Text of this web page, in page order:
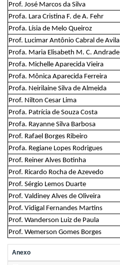
Prof. José Marcos da Silva
Profa. Lara Cristina F. de A. Fehr
Profa. Lísia de Melo Queiroz
Prof. Lucimar Antônio Cabral de Avila
Profa. Maria Elisabeth M. C. Andrade
Profa. Michelle Aparecida Vieira
Profa. Mônica Aparecida Ferreira
Profa. Neirilaine Silva de Almeida
Prof. Nilton Cesar Lima
Profa. Patrícia de Souza Costa
Profa. Rayanne Silva Barbosa
Prof. Rafael Borges Ribeiro
Profa. Regiane Lopes Rodrigues
Prof. Reiner Alves Botinha
Prof. Ricardo Rocha de Azevedo
Prof. Sérgio Lemos Duarte
Prof. Valdiney Alves de Oliveira
Prof. Vidigal Fernandes Martins
Prof. Wanderson Luiz de Paula
Prof. Wemerson Gomes Borges
Anexo